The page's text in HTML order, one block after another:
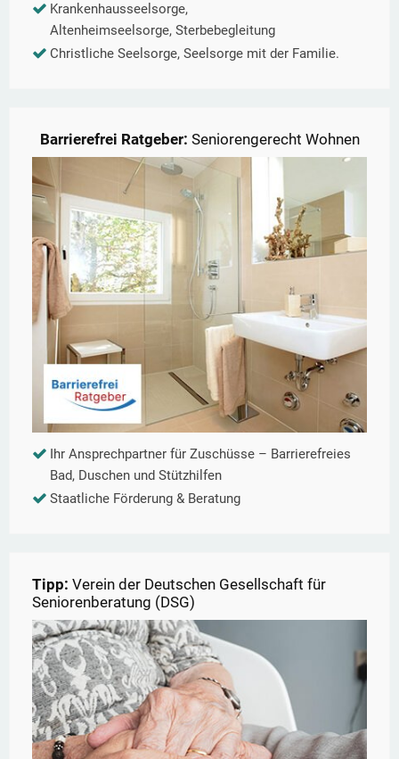
Krankenhausseelsorge,
Altenheimseelsorge, Sterbebegleitung
Christliche Seelsorge, Seelsorge mit der Familie.
Barrierefrei Ratgeber: Seniorengerecht Wohnen
Ihr Ansprechpartner für Zuschüsse – Barrierefreies
Bad, Duschen und Stützhilfen
Staatliche Förderung & Beratung
Tipp: Verein der Deutschen Gesellschaft für
Seniorenberatung (DSG)